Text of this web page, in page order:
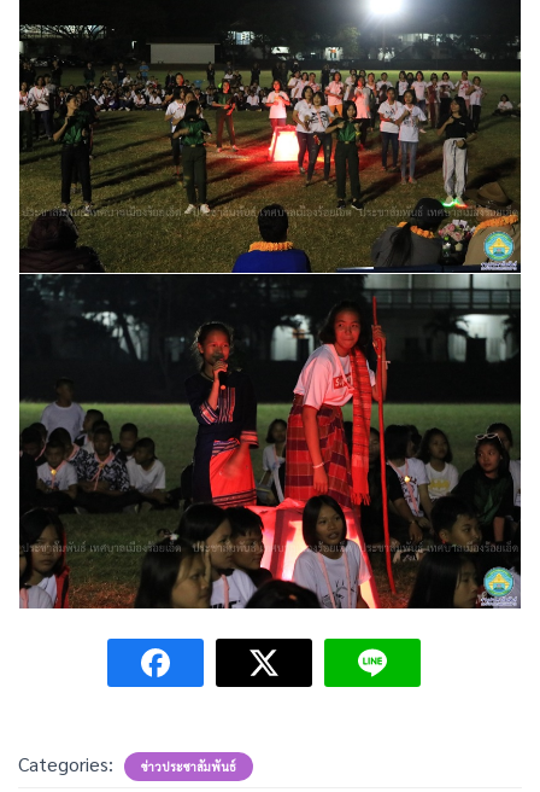
Categories: ข่าวประชาสัมพันธ์